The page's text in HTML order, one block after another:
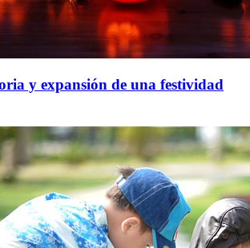
y expansión de una festividad